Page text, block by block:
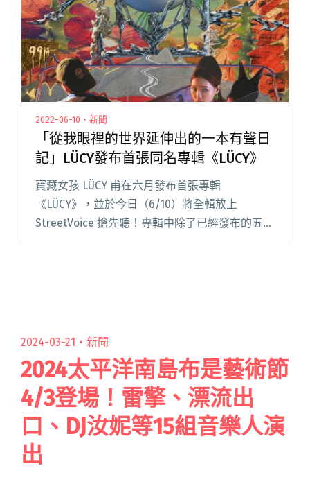
2022-06-10・新聞
「從我眼裡的世界延伸出的一本有聲日
記」LÜCY發布首張同名專輯《LÜCY》
寶藏女孩 LÜCY 甫在六月發布首張專輯
《LÜCY》，並於今日（6/10）將全輯放上
StreetVoice 搶先聽！專輯中除了已經發布的五首
2024-03-21・ 新聞
2024太平洋南島布是藝術節
4/3登場！雷擎、漂流出
口、DJ汝妮等15組音樂人演
出